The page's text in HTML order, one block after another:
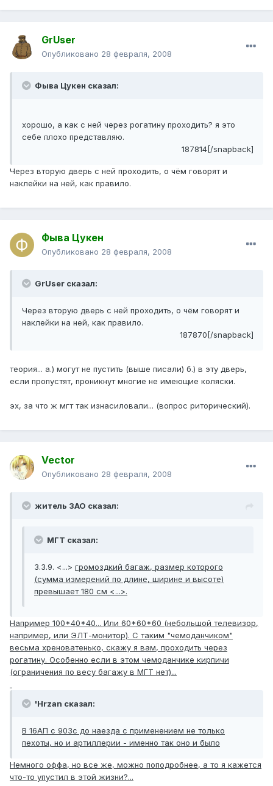
GrUser
Опубликовано 28 февраля, 2008
Фыва Цукен сказал:
хорошо, а как с ней через рогатину проходить? я это
себе плохо представляю.
187814[/snapback]
Через вторую дверь с ней проходить, о чём говорят и
наклейки на ней, как правило.
Фыва Цукен
Опубликовано 28 февраля, 2008
GrUser сказал:
Через вторую дверь с ней проходить, о чём говорят и
наклейки на ней, как правило.
187870[/snapback]
теория... а.) могут не пустить (выше писали) б.) в эту дверь,
если пропустят, проникнут многие не имеющие коляски.
эх, за что ж мгт так изнасиловали... (вопрос риторический).
Vector
Опубликовано 28 февраля, 2008
житель ЗАО сказал:
МГТ сказал:
3.3.9. <...> громоздкий багаж, размер которого
(сумма измерений по длине, ширине и высоте)
превышает 180 см <...>.
Например 100*40*40... Или 60*60*60 (небольшой телевизор,
например, или ЭЛТ-монитор). С таким "чемоданчиком"
весьма хреноватенько, скажу я вам, проходить через
рогатину. Особенно если в этом чемоданчике кирпичи
(ограничения по весу багажу в МГТ нет)...
'Hrzan сказал:
В 16АП с 903с до наезда с применением не только
пехоты, но и артиллерии - именно так оно и было
Немного оффа, но все же, можно поподробнее, а то я кажется
что-то упустил в этой жизни?...